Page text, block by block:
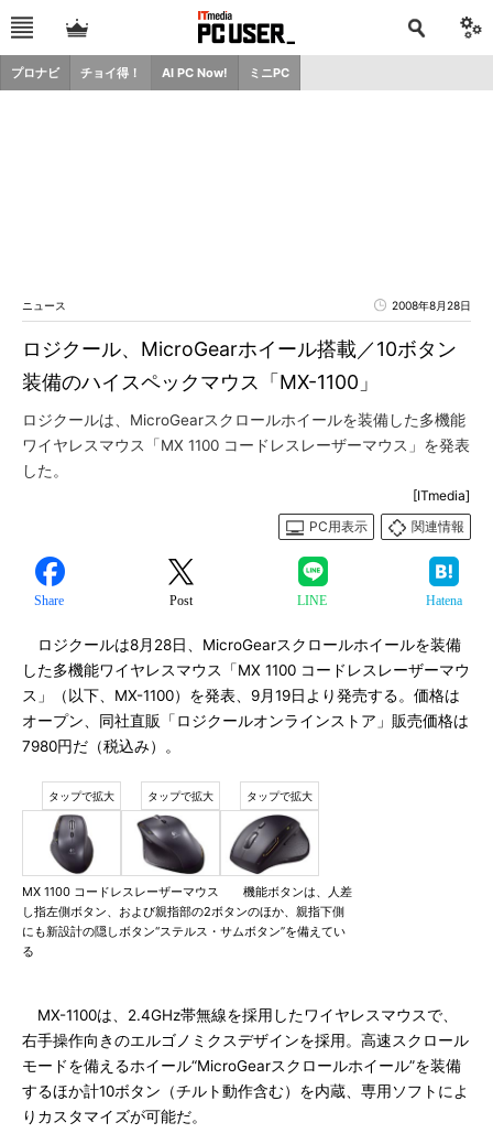
プロナビ チョイ得！ AI PC Now! ミニPC
ニュース 2008年8月28日
ロジクール、MicroGearホイール搭載／10ボタン
装備のハイスペックマウス「MX-1100」
ロジクールは、MicroGearスクロールホイールを装備した多機能
ワイヤレスマウス「MX 1100 コードレスレーザーマウス」を発表
した。
[ITmedia]
PC用表示
関連情報
Share Post LINE Hatena
ロジクールは8月28日、MicroGearスクロールホイールを装備
した多機能ワイヤレスマウス「MX 1100 コードレスレーザーマウ
ス」（以下、MX-1100）を発表、9月19日より発売する。価格は
オープン、同社直販「ロジクールオンラインストア」販売価格は
7980円だ（税込み）。
MX 1100 コードレスレーザーマウス 機能ボタンは、人差
し指左側ボタン、および親指部の2ボタンのほか、親指下側
にも新設計の隠しボタン“ステルス・サムボタン”を備えてい
る
MX-1100は、2.4GHz帯無線を採用したワイヤレスマウスで、
右手操作向きのエルゴノミクスデザインを採用。高速スクロール
モードを備えるホイール“MicroGearスクロールホイール”を装備
するほか計10ボタン（チルト動作含む）を内蔵、専用ソフトによ
りカスタマイズが可能だ。